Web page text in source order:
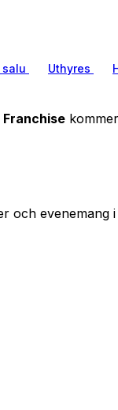
Uthyres
Franchise
och evenemang i